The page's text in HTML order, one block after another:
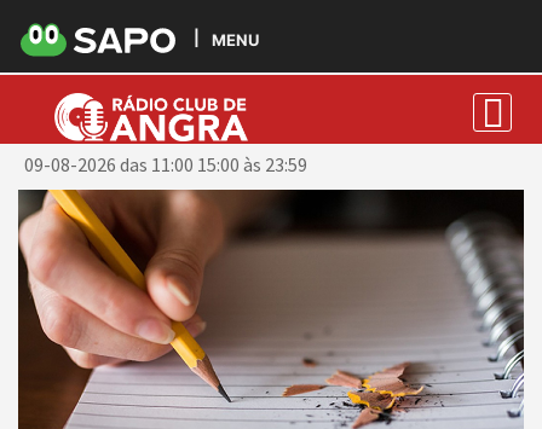
MENU
Jorge Silva
09-08-2026 das 11:00 15:00 às 23:59